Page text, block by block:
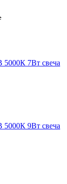
5000К 7Вт свеча
5000К 9Вт свеча